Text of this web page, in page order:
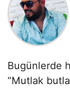
Bugünlerde
“Mutlak